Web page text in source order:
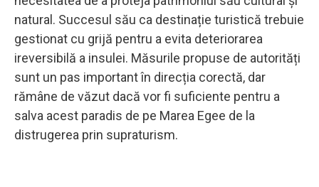
natural. Succesul său ca destinație turistică trebuie
gestionat cu grijă pentru a evita deteriorarea
ireversibilă a insulei. Măsurile propuse de autorități
sunt un pas important în direcția corectă, dar
rămâne de văzut dacă vor fi suficiente pentru a
salva acest paradis de pe Marea Egee de la
distrugerea prin supraturism.